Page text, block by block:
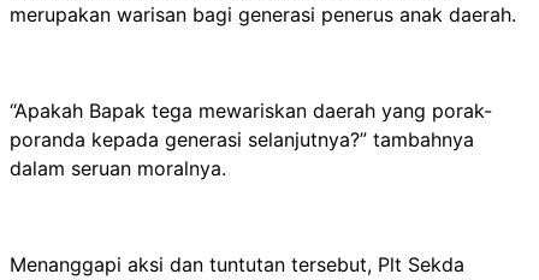
merupakan warisan bagi generasi penerus anak daerah.
“Apakah Bapak tega mewariskan daerah yang porak-
poranda kepada generasi selanjutnya?” tambahnya
dalam seruan moralnya.
Menanggapi aksi dan tuntutan tersebut, Plt Sekda